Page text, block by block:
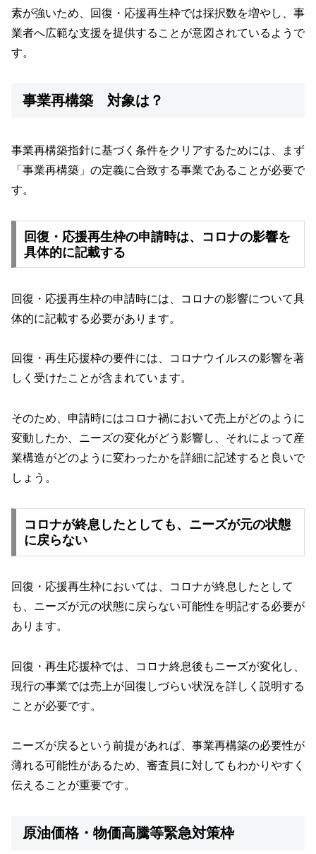
素が強いため、回復・応援再生枠では採択数を増やし、事
業者へ広範な支援を提供することが意図されているようで
す。
事業再構築 対象は？
事業再構築指針に基づく条件をクリアするためには、まず
「事業再構築」の定義に合致する事業であることが必要で
す。
回復・応援再生枠の申請時は、コロナの影響を
具体的に記載する
回復・応援再生枠の申請時には、コロナの影響について具
体的に記載する必要があります。
回復・再生応援枠の要件には、コロナウイルスの影響を著
しく受けたことが含まれています。
そのため、申請時にはコロナ禍において売上がどのように
変動したか、ニーズの変化がどう影響し、それによって産
業構造がどのように変わったかを詳細に記述すると良いで
しょう。
コロナが終息したとしても、ニーズが元の状態
に戻らない
回復・応援再生枠においては、コロナが終息したとして
も、ニーズが元の状態に戻らない可能性を明記する必要が
あります。
回復・再生応援枠では、コロナ終息後もニーズが変化し、
現行の事業では売上が回復しづらい状況を詳しく説明する
ことが必要です。
ニーズが戻るという前提があれば、事業再構築の必要性が
薄れる可能性があるため、審査員に対してもわかりやすく
伝えることが重要です。
原油価格・物価高騰等緊急対策枠